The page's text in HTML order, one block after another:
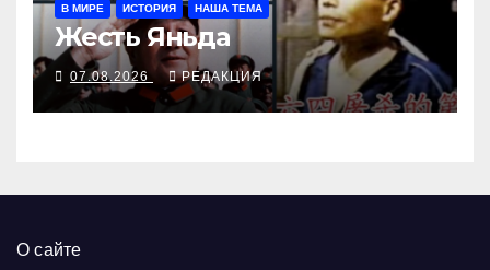
В МИРЕ ИСТОРИЯ НАША ТЕМА
Жесть Яньда
07.08.2026 РЕДАКЦИЯ
О сайте